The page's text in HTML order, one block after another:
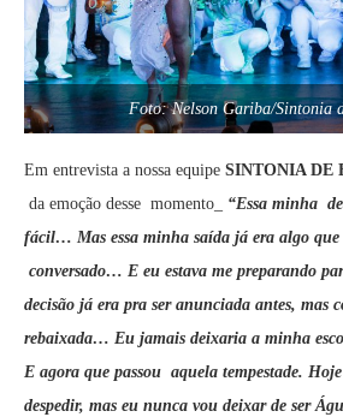
Foto: Nelson Gariba/Sintonia
Em entrevista a nossa equipe SINTONIA DE
da emoção desse momento­_ “Essa minha
fácil… Mas essa minha saída já era algo que
conversado… E eu estava me preparando
decisão já era pra ser anunciada antes, mas
rebaixada… Eu jamais deixaria a minha
E agora que passou aquela tempestade.
despedir, mas eu nunca vou deixar de ser